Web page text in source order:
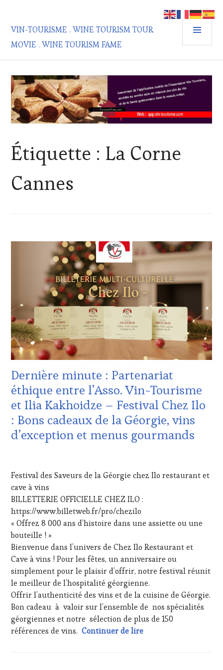
contenu
principal
VIN-TOURISME . WINE TOURISM TOUR
MOVIE . WINE TOURISM FAME
Étiquette : La Corne
Cannes
CULTURAL
GUEST,
DOMAINE
VITICOLE,
ADHÉRENT,
VIN
TOURISME,
HOST,
GUEST,
INVITATIONS
&
DÉGUSTATIONS,
WINE
TASTING,
RADIO,
TV,
WEB
OENOTOURISME
PARTENAIRES
VIN
TOURISME ,
PRODUCTEURS
TERROIR
,
CHEF,
CUISINIER,
ŒNOLOGUE,
SOMMELIER,
SALONS
INTERNATIONAUX
SPOT
Dernière minute : Partenariat
éthique entre l’Asso. Vin-Tourisme
et Ilia Kakhoidze – Festival Chez Ilo
: Bons cadeaux de la Géorgie, vins
d’exception et menus gourmands
2025
Festival des Saveurs de la Géorgie chez Ilo restaurant et
cave à vins
BILLETTERIE OFFICIELLE CHEZ ILO :
https://www.billetweb.fr/pro/chezilo
« Offrez 8 000 ans d’histoire dans une assiette ou une
bouteille ! »
Bienvenue dans l’univers de Chez Ilo Restaurant et
Cave à vins ! Pour les fêtes, un anniversaire ou
simplement pour le plaisir d’offrir, notre festival réunit
le meilleur de l’hospitalité géorgienne.
Offrir l’authenticité des vins et de la cuisine de Géorgie.
Bon cadeau à valoir sur l’ensemble de nos spécialités
géorgiennes et notre sélection de plus de 150
références de vins.Continuer de lireDernière minute :